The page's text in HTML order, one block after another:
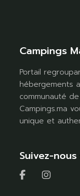
Campings
Portail
hébergements
communauté
Campings.ma
unique et
Suivez-nous